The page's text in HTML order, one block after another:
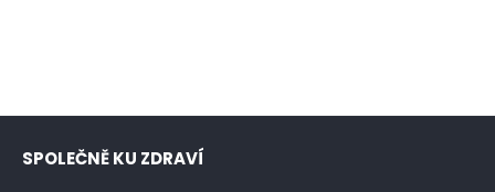
SPOLEČNĚ KU ZDRAVÍ